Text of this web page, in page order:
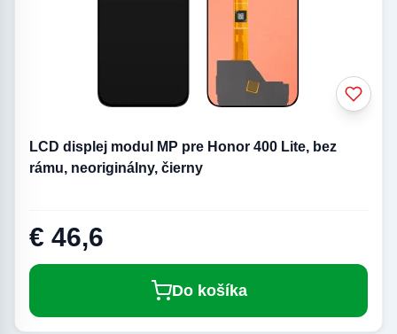
LCD displej modul MP pre Honor 400 Lite, bez
rámu, neoriginálny, čierny
€ 46,6
Do košíka